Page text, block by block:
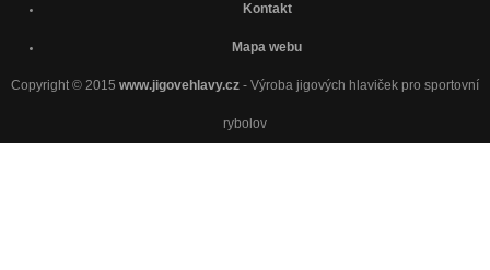
Kontakt
Mapa webu
Copyright © 2015 www.jigovehlavy.cz - Výroba jigových hlaviček pro sportovní
rybolov